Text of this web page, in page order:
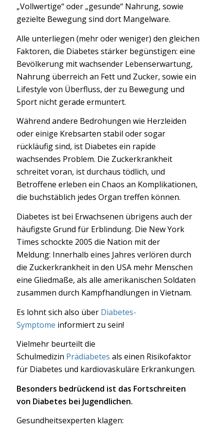
„Vollwertige“ oder „gesunde“ Nahrung, sowie
gezielte Bewegung sind dort Mangelware.
Alle unterliegen (mehr oder weniger) den gleichen
Faktoren, die Diabetes stärker begünstigen: eine
Bevölkerung mit wachsender Lebenserwartung,
Nahrung überreich an Fett und Zucker, sowie ein
Lifestyle von Überfluss, der zu Bewegung und
Sport nicht gerade ermuntert.
Während andere Bedrohungen wie Herzleiden
oder einige Krebsarten stabil oder sogar
rückläufig sind, ist Diabetes ein rapide
wachsendes Problem. Die Zuckerkrankheit
schreitet voran, ist durchaus tödlich, und
Betroffene erleben ein Chaos an Komplikationen,
die buchstäblich jedes Organ treffen können.
Diabetes ist bei Erwachsenen übrigens auch der
häufigste Grund für Erblindung. Die New York
Times schockte 2005 die Nation mit der
Meldung: Innerhalb eines Jahres verlören durch
die Zuckerkrankheit in den USA mehr Menschen
eine Gliedmaße, als alle amerikanischen Soldaten
zusammen durch Kampfhandlungen in Vietnam.
Es lohnt sich also über Diabetes-
Symptome informiert zu sein!
Vielmehr beurteilt die
Schulmedizin Prädiabetes als einen Risikofaktor
für Diabetes und kardiovaskuläre Erkrankungen.
Besonders bedrückend ist das Fortschreiten
von Diabetes bei Jugendlichen.
Gesundheitsexperten klagen: